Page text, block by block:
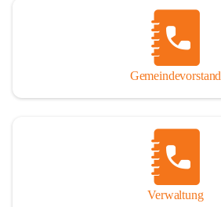
Gemeindevorstand
Verwaltung